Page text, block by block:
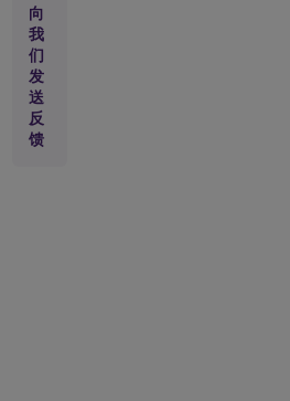
并
根
据
建
议
采
取
行
向
我
们
发
送
反
馈